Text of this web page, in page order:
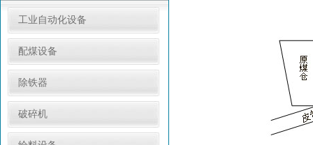
工业自动化设备
配煤设备
除铁器
破碎机